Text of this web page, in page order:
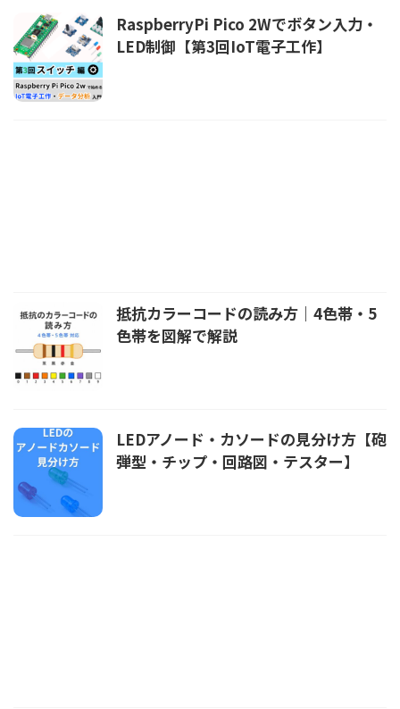
RaspberryPi Pico 2Wでボタン入力・
LED制御【第3回IoT電子工作】
抵抗カラーコードの読み方｜4色帯・5
色帯を図解で解説
LEDアノード・カソードの見分け方【砲
弾型・チップ・回路図・テスター】